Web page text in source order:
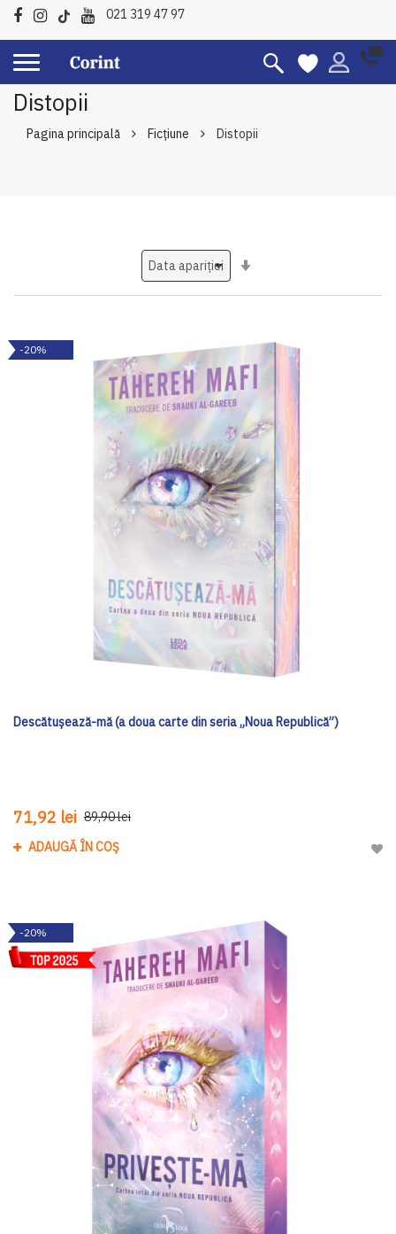
021 319 47 97
Distopii
Pagina principală Ficțiune Distopii
-20%
Descătușează-mă (a doua carte din seria „Noua Republică”)
71,92 lei 89,90 lei
ADAUGĂ ÎN COȘ
-20%